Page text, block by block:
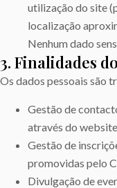
utilização do site
localização
Nenhum dado
3. Finalidades
Os dados pessoais são
Gestão de
através do
Gestão de
promovidas pelo
Divulgação de